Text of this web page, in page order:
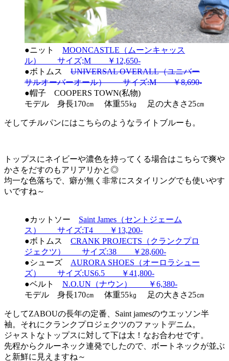
●ニット MOONCASTLE（ムーンキャッス
ル） サイズ;M ￥12,650-
●ボトムス UNIVERSAL OVERALL（ユニバー
サルオーバーオール） サイズ:M ￥8,690-
●帽子 COOPERS TOWN(私物)
モデル 身長170㎝ 体重55㎏ 足の大きさ25㎝
そしてチルパンにはこちらのようなライトブルーも。
トップスにネイビーや濃色を持ってくる場合はこちらで爽や
かさをだすのもアリアリかと◎
均一な色落ちで、癖が無く非常にスタイリングでも使いやす
いですね～
●カットソー Saint James（セントジェーム
ス） サイズ:T4 ￥13,200-
●ボトムス CRANK PROJECTS（クランクプロ
ジェクツ） サイズ:38 ￥28,600-
●シューズ AURORA SHOES（オーロラシュー
ズ） サイズ:US6.5 ￥41,800-
●ベルト N.O.UN（ナウン） ￥6,380-
モデル 身長170㎝ 体重55㎏ 足の大きさ25㎝
そしてZABOUの長年の定番、Saint jamesのウエッソン半
袖。それにクランクプロジェクツのファットデニム。
ジャストなトップスに対して下は太！なお合わせです。
先程からクルーネック連発でしたので、ボートネックが並ぶ
と新鮮に見えますね～